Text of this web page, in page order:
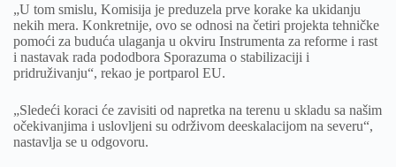
„U tom smislu, Komisija je preduzela prve korake ka ukidanju
nekih mera. Konkretnije, ovo se odnosi na četiri projekta tehničke
pomoći za buduća ulaganja u okviru Instrumenta za reforme i rast
i nastavak rada pododbora Sporazuma o stabilizaciji i
pridruživanju“, rekao je portparol EU.
„Sledeći koraci će zavisiti od napretka na terenu u skladu sa našim
očekivanjima i uslovljeni su održivom deeskalacijom na severu“,
nastavlja se u odgovoru.